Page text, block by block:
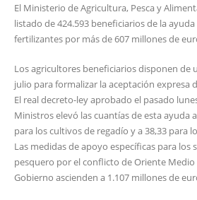
El Ministerio de Agricultura, Pesca y
listado de 424.593 beneficiarios de la
fertilizantes por más de 607 millones de
Los agricultores beneficiarios disponen de
julio para formalizar la aceptación expresa
El real decreto-ley aprobado el pasado
Ministros elevó las cuantías de esta ayuda
para los cultivos de regadío y a 38,33 para
Las medidas de apoyo específicas para los
pesquero por el conflicto de Oriente
Gobierno ascienden a 1.107 millones de